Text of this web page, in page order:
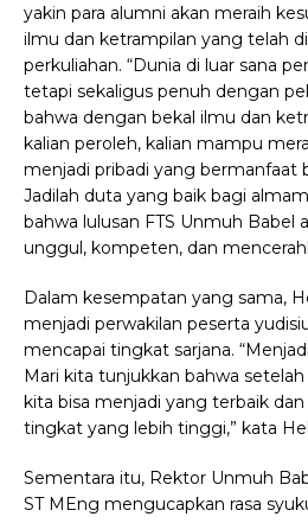
yakin para alumni akan meraih
ilmu dan ketrampilan yang telah
perkuliahan. “Dunia di luar sana
tetapi sekaligus penuh dengan
bahwa dengan bekal ilmu dan
kalian peroleh, kalian mampu
menjadi pribadi yang bermanfaat
Jadilah duta yang baik bagi
bahwa lulusan FTS Unmuh Babel
unggul, kompeten, dan
Dalam kesempatan yang sama,
menjadi perwakilan peserta
mencapai tingkat sarjana.
Mari kita tunjukkan bahwa setelah
kita bisa menjadi yang terbaik
tingkat yang lebih tinggi,” kata
Sementara itu, Rektor Unmuh
ST MEng mengucapkan rasa